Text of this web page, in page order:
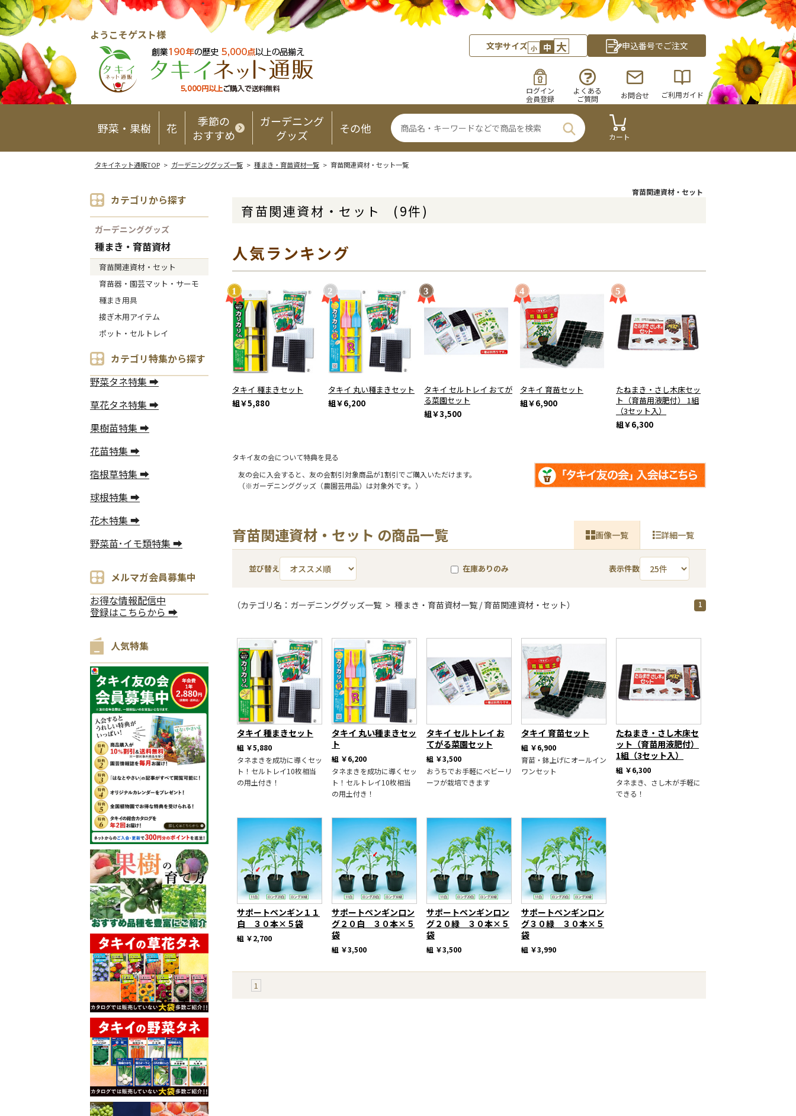
ようこそゲスト様
文字サイズ 小 中 大 申込番号でご注文
ログイン
会員登録
よくある
ご質問
お問合せ ご利用ガイド
野菜・果樹 花
季節の
おすすめ
ガーデニング
グッズ
その他
カート
タキイネット通販TOP> ガーデニンググッズ一覧> 種まき・育苗資材一覧> 育苗関連資材・セット一覧
カテゴリから探す
ガーデニンググッズ
種まき・育苗資材
育苗関連資材・セット
育苗器・園芸マット・サーモ
種まき用具
接ぎ木用アイテム
ポット・セルトレイ
カテゴリ特集から探す
野菜タネ特集 ➡
草花タネ特集 ➡
果樹苗特集 ➡
花苗特集 ➡
宿根草特集 ➡
球根特集 ➡
花木特集 ➡
野菜苗･イモ類特集 ➡
メルマガ会員募集中
お得な情報配信中
登録はこちらから ➡
人気特集
育苗関連資材・セット
育苗関連資材・セット (9件)
人気ランキング
タキイ 種まきセット
組￥5,880
タキイ 丸い種まきセット
組￥6,200
タキイ セルトレイ おてが
る菜園セット
組￥3,500
タキイ 育苗セット
組￥6,900
たねまき・さし木床セッ
ト（育苗用液肥付） 1組
（3セット入）
組￥6,300
タキイ友の会について特典を見る
友の会に入会すると、友の会割引対象商品が1割引でご購入いただけます。
（※ガーデニンググッズ（農園芸用品）は対象外です。）
育苗関連資材・セット の商品一覧 画像一覧 詳細一覧
並び替え 在庫ありのみ 表示件数
（カテゴリ名：ガーデニンググッズ一覧 > 種まき・育苗資材一覧 / 育苗関連資材・セット） 1
タキイ 種まきセット
組 ￥5,880
タネまきを成功に導くセッ
ト！セルトレイ10枚相当
の用土付き！
タキイ 丸い種まきセッ
ト
組 ￥6,200
タネまきを成功に導くセッ
ト！セルトレイ10枚相当
の用土付き！
タキイ セルトレイ お
てがる菜園セット
組 ￥3,500
おうちでお手軽にベビーリ
ーフが栽培できます
タキイ 育苗セット
組 ￥6,900
育苗・鉢上げにオールイン
ワンセット
たねまき・さし木床セ
ット（育苗用液肥付）
1組（3セット入）
組 ￥6,300
タネまき、さし木が手軽に
できる！
サポートペンギン１１
白 ３０本×５袋
組 ￥2,700
サポートペンギンロン
グ２０白 ３０本×５
袋
組 ￥3,500
サポートペンギンロン
グ２０緑 ３０本×５
袋
組 ￥3,500
サポートペンギンロン
グ３０緑 ３０本×５
袋
組 ￥3,990
1